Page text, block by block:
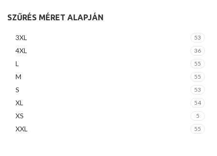
SZŰRÉS MÉRET ALAPJÁN
3XL 53
4XL 36
L 55
M 55
S 53
XL 54
XS 5
XXL 55